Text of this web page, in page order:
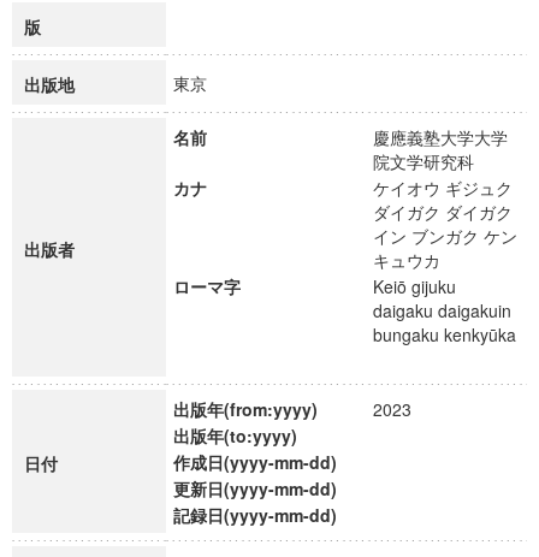
版
出版地 東京
出版者
名前
慶應義塾大学大学
院文学研究科
カナ
ケイオウ ギジュク
ダイガク ダイガク
イン ブンガク ケン
キュウカ
ローマ字
Keiō gijuku
daigaku daigakuin
bungaku kenkyūka
日付
出版年(from:yyyy)
2023
出版年(to:yyyy)
作成日(yyyy-mm-dd)
更新日(yyyy-mm-dd)
記録日(yyyy-mm-dd)